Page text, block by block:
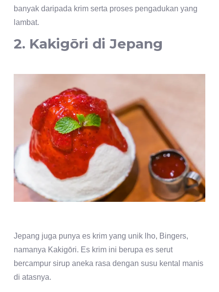
banyak daripada krim serta proses pengadukan yang
lambat.
2. Kakigōri di Jepang
Jepang juga punya es krim yang unik lho, Bingers,
namanya Kakigōri. Es krim ini berupa es serut
bercampur sirup aneka rasa dengan susu kental manis
di atasnya.